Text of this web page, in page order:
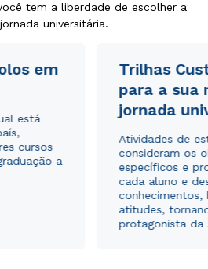
tem a liberdade de escolher a
universitária.
em
está
cursos
a
Trilhas
para a sua
jornada
Atividades de
consideram os
específicos e
cada aluno e
conhecimentos,
atitudes,
protagonista da